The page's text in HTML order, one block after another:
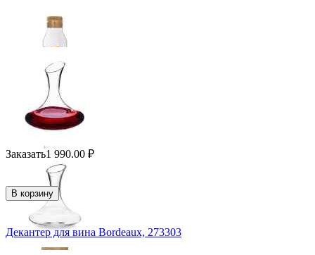
Заказать1 990.00 ₽
В корзину
Декантер для вина Bordeaux, 273303